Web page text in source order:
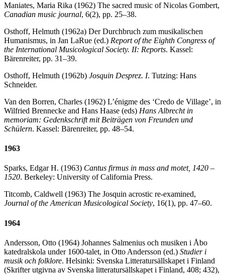
Maniates, Maria Rika (1962) The sacred music of Nicolas Gombert,
Canadian music journal, 6(2), pp. 25–38.
Osthoff, Helmuth (1962a) Der Durchbruch zum musikalischen
Humanismus, in Jan LaRue (ed.) Report of the Eighth Congress of
the International Musicological Society. II: Reports. Kassel:
Bärenreiter, pp. 31–39.
Osthoff, Helmuth (1962b) Josquin Desprez. I. Tutzing: Hans
Schneider.
Van den Borren, Charles (1962) L’énigme des ‘Credo de Village’, in
Wilfried Brennecke and Hans Haase (eds) Hans Albrecht in
memoriam: Gedenkschrift mit Beiträgen von Freunden und
Schülern. Kassel: Bärenreiter, pp. 48–54.
1963
Sparks, Edgar H. (1963) Cantus firmus in mass and motet, 1420 –
1520. Berkeley: University of California Press.
Titcomb, Caldwell (1963) The Josquin acrostic re-examined,
Journal of the American Musicological Society, 16(1), pp. 47–60.
1964
Andersson, Otto (1964) Johannes Salmenius och musiken i Åbo
katedralskola under 1600-talet, in Otto Andersson (ed.) Studier i
musik och folklore. Helsinki: Svenska Litteratursällskapet i Finland
(Skrifter utgivna av Svenska litteratursällskapet i Finland, 408; 432),